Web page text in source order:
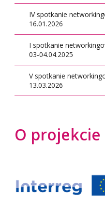
Relacja z
Rekrutacja
Relacja z
IV spotkanie
16.01.2026
Rekrutacja
Relacja z
I spotkanie
03-04.04.2025
Rekrutacja
Relacja z
V spotkanie
13.03.2026
Relacja z wydarzenia
O projekcie